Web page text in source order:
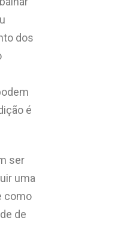
dos
é
ser
uma
como
de